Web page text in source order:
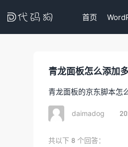
 首页
青龙面板怎么添加
青龙面板的京东脚本怎
daimadog
共以下 8 个回答：